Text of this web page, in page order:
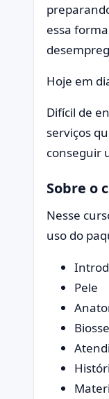
essa
Hoje em
Difícil de
serviços
conseguir
Sobre o
Nesse
uso do
Pele